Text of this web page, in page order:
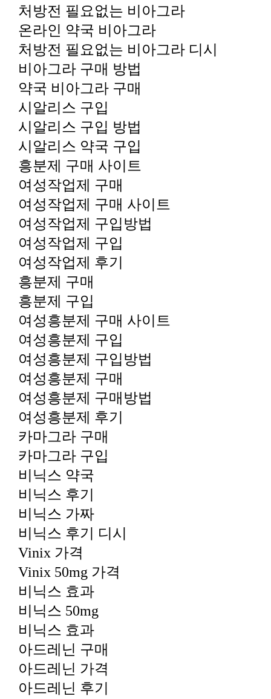
처방전 필요없는 비아그라
온라인 약국 비아그라
처방전 필요없는 비아그라 디시
비아그라 구매 방법
약국 비아그라 구매
시알리스 구입
시알리스 구입 방법
시알리스 약국 구입
흥분제 구매 사이트
여성작업제 구매
여성작업제 구매 사이트
여성작업제 구입방법
여성작업제 구입
여성작업제 후기
흥분제 구매
흥분제 구입
여성흥분제 구매 사이트
여성흥분제 구입
여성흥분제 구입방법
여성흥분제 구매
여성흥분제 구매방법
여성흥분제 후기
카마그라 구매
카마그라 구입
비닉스 약국
비닉스 후기
비닉스 가짜
비닉스 후기 디시
Vinix 가격
Vinix 50mg 가격
비닉스 효과
비닉스 50mg
비닉스 효과
아드레닌 구매
아드레닌 가격
아드레닌 후기